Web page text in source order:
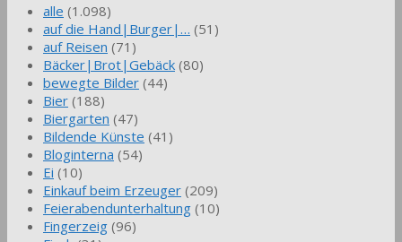
alle (1.098)
auf die Hand|Burger|… (51)
auf Reisen (71)
Bäcker|Brot|Gebäck (80)
bewegte Bilder (44)
Bier (188)
Biergarten (47)
Bildende Künste (41)
Bloginterna (54)
Ei (10)
Einkauf beim Erzeuger (209)
Feierabendunterhaltung (10)
Fingerzeig (96)